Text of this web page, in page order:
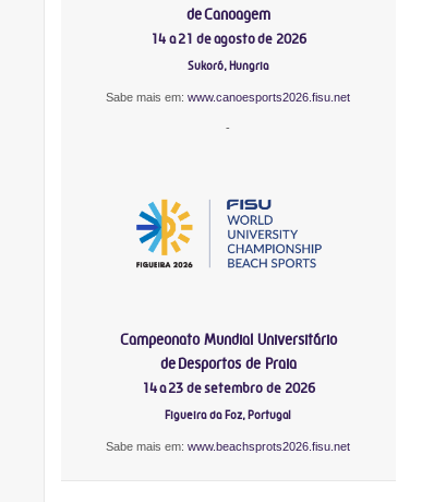
de Canoagem
14 a 21 de agosto de 2026
Sukoró, Hungria
Sabe mais em:www.canoesports2026.fisu.net
-
Campeonato Mundial Universitário
de Desportos de Praia
14 a 23 de setembro de 2026
Figueira da Foz, Portugal
Sabe mais em:www.beachsprots2026.fisu.net